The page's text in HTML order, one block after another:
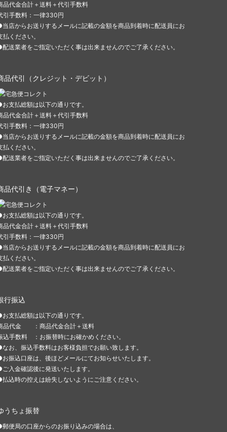
品代金合計＋送料＋代引手数料
引手数料：一律330円
店からお送りするメールに記載の金額を商品到着時に配送員にお
払ください。
送業者をご指定いただく事は出来ませんのでご了承ください。
品代引（クレジット・デビット）
支払総額は以下の通りです。
品代金合計＋送料＋代引手数料
引手数料：一律330円
店からお送りするメールに記載の金額を商品到着時に配送員にお
払ください。
送業者をご指定いただく事は出来ませんのでご了承ください。
品代引き（電子マネー）
支払総額は以下の通りです。
品代金合計＋送料＋代引手数料
引手数料：一律330円
店からお送りするメールに記載の金額を商品到着時に配送員にお
払ください。
送業者をご指定いただく事は出来ませんのでご了承ください。
行振込
支払総額は以下の通りです。
品代金 ：商品代金合計＋送料
込手数料 ：お振替時にお確かめください。
お、振込手数料はお客様負担でお願い致します。
振込口座は、後ほどメールにてお知らせいたします。
入金確認後に発送いたします。
込時の控えは紛失しないようにご注意ください。
うちょ振替
便局の口座からのお振り込みの場合は、